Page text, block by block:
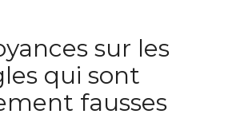
sur les
qui sont
fausses